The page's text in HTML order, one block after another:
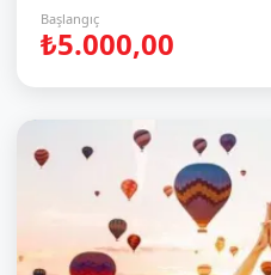
Başlangıç
₺5.000,00